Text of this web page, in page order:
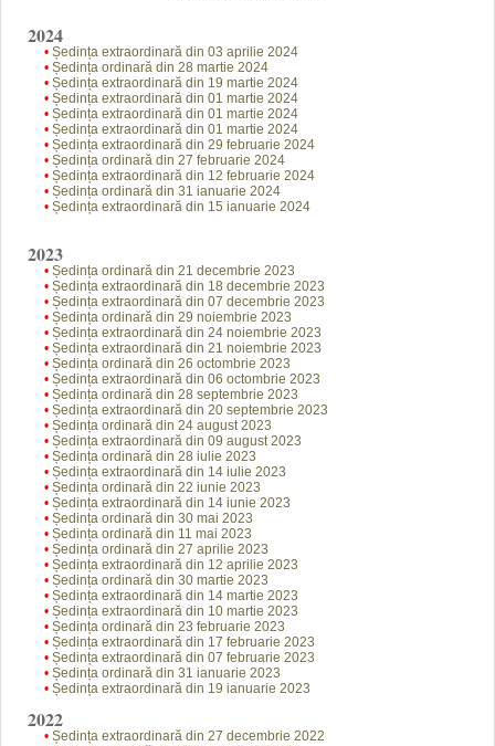
2024
• Ședința extraordinară din 03 aprilie 2024
• Ședința ordinară din 28 martie 2024
• Ședința extraordinară din 19 martie 2024
• Ședința extraordinară din 01 martie 2024
• Ședința extraordinară din 01 martie 2024
• Ședința extraordinară din 01 martie 2024
• Ședința extraordinară din 29 februarie 2024
• Ședința ordinară din 27 februarie 2024
• Ședința extraordinară din 12 februarie 2024
• Ședința ordinară din 31 ianuarie 2024
• Ședința extraordinară din 15 ianuarie 2024
2023
• Ședința ordinară din 21 decembrie 2023
• Ședința extraordinară din 18 decembrie 2023
• Ședința extraordinară din 07 decembrie 2023
• Ședința ordinară din 29 noiembrie 2023
• Ședința extraordinară din 24 noiembrie 2023
• Ședința extraordinară din 21 noiembrie 2023
• Ședința ordinară din 26 octombrie 2023
• Ședința extraordinară din 06 octombrie 2023
• Ședința ordinară din 28 septembrie 2023
• Ședința extraordinară din 20 septembrie 2023
• Ședința ordinară din 24 august 2023
• Ședința extraordinară din 09 august 2023
• Ședința ordinară din 28 iulie 2023
• Ședința extraordinară din 14 iulie 2023
• Ședința ordinară din 22 iunie 2023
• Ședința extraordinară din 14 iunie 2023
• Ședința ordinară din 30 mai 2023
• Ședința ordinară din 11 mai 2023
• Ședința ordinară din 27 aprilie 2023
• Ședința extraordinară din 12 aprilie 2023
• Ședința ordinară din 30 martie 2023
• Ședința extraordinară din 14 martie 2023
• Ședința extraordinară din 10 martie 2023
• Ședința ordinară din 23 februarie 2023
• Ședința extraordinară din 17 februarie 2023
• Ședința extraordinară din 07 februarie 2023
• Ședința ordinară din 31 ianuarie 2023
• Ședința extraordinară din 19 ianuarie 2023
2022
• Ședința extraordinară din 27 decembrie 2022